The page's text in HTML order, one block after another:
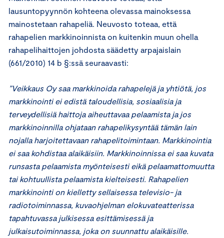
lausuntopyynnön kohteena olevassa mainoksessa
mainostetaan rahapeliä. Neuvosto toteaa, että
rahapelien markkinoinnista on kuitenkin muun ohella
rahapelihaittojen johdosta säädetty arpajaislain
(661/2010) 14 b §:ssä seuraavasti:
”Veikkaus Oy saa markkinoida rahapelejä ja yhtiötä, jos
markkinointi ei edistä taloudellisia, sosiaalisia ja
terveydellisiä haittoja aiheuttavaa pelaamista ja jos
markkinoinnilla ohjataan rahapelikysyntää tämän lain
nojalla harjoitettavaan rahapelitoimintaan. Markkinointia
ei saa kohdistaa alaikäisiin. Markkinoinnissa ei saa kuvata
runsasta pelaamista myönteisesti eikä pelaamattomuutta
tai kohtuullista pelaamista kielteisesti. Rahapelien
markkinointi on kielletty sellaisessa televisio- ja
radiotoiminnassa, kuvaohjelman elokuvateatterissa
tapahtuvassa julkisessa esittämisessä ja
julkaisutoiminnassa, joka on suunnattu alaikäisille.